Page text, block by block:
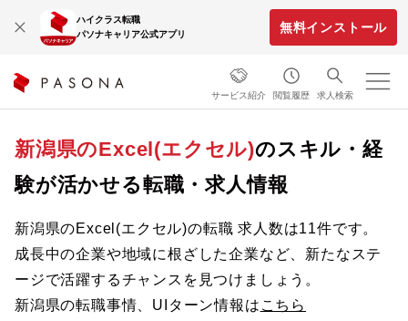
ハイクラス転職
パソナキャリア公式アプリ
無料インストール
サービス紹介 閲覧履歴 求人検索
新潟県のExcel(エクセル)のスキル・経
験が活かせる転職・求人情報
新潟県のExcel(エクセル)の転職 求人数は11件です。
成長中の企業や地域に根ざした企業など、新たなステ
ージで活躍するチャンスを見つけましょう。
新潟県の転職事情、UIターン情報は こちら